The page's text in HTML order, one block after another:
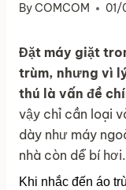
ByCOMCOM 01/
Đặt máy giặt
trùm, nhưng vì
thú là vấn đề
vậy chỉ cần loại
dày như máy
nhà còn dễ bí hơi.
Khi nhắc đến áo